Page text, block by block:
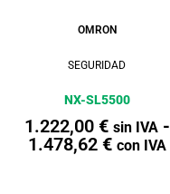
OMRON
SEGURIDAD
NX-SL5500
1.222,00 € sin IVA-
1.478,62 € con IVA